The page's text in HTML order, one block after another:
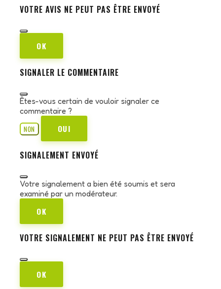
VOTRE AVIS NE PEUT PAS ÊTRE ENVOYÉ
OK
SIGNALER LE COMMENTAIRE
Êtes-vous certain de vouloir signaler ce
commentaire ?
NON
OUI
SIGNALEMENT ENVOYÉ
Votre signalement a bien été soumis et sera
examiné par un modérateur.
OK
VOTRE SIGNALEMENT NE PEUT PAS ÊTRE ENVOYÉ
OK